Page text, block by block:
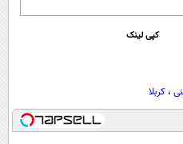
کپی لینک
، کربلا